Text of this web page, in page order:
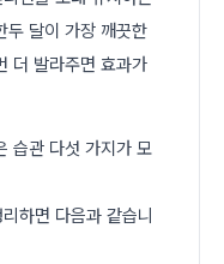
두 달이 가장 깨끗한
더 발라주면 효과가
습관 다섯 가지가 모
하면 다음과 같습니